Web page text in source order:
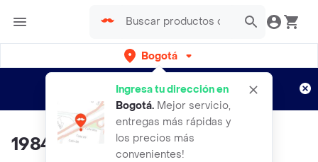
Bogotá
Ingresa tu dirección en
Bogotá. Mejor servicio,
entregas más rápidas y
los precios más
convenientes!
envíos gratis por semanas
Aplican TyC
1984